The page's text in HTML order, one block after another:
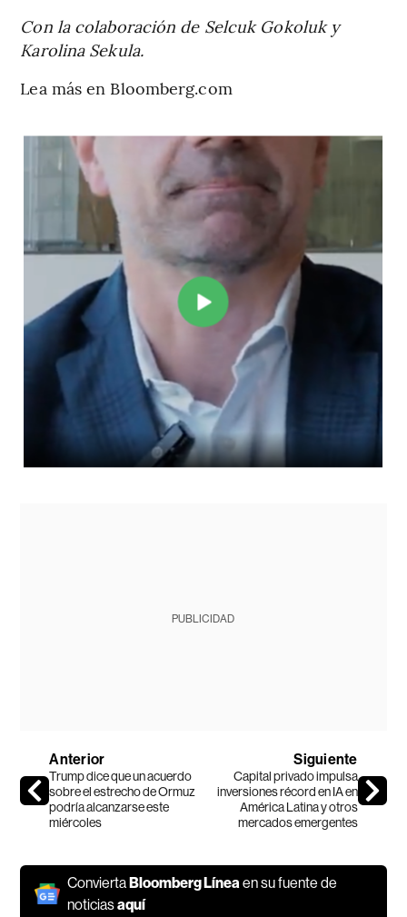
Con la colaboración de Selcuk Gokoluk y
Karolina Sekula.
Lea más en Bloomberg.com
PUBLICIDAD
Anterior
Trump dice que un acuerdo
sobre el estrecho de Ormuz
podría alcanzarse este
miércoles
Siguiente
Capital privado impulsa
inversiones récord en IA en
América Latina y otros
mercados emergentes
ConviertaBloomberg Línea en su fuente de
noticiasaquí